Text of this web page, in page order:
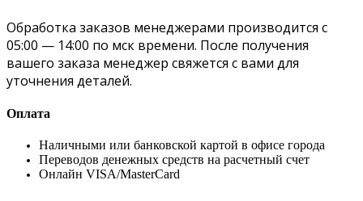
Обработка заказов менеджерами производится с
05:00 — 14:00 по мск времени. После получения
вашего заказа менеджер свяжется с вами для
уточнения деталей.
Оплата
Наличными или банковской картой в офисе города
Переводов денежных средств на расчетный счет
Онлайн VISA/MasterCard